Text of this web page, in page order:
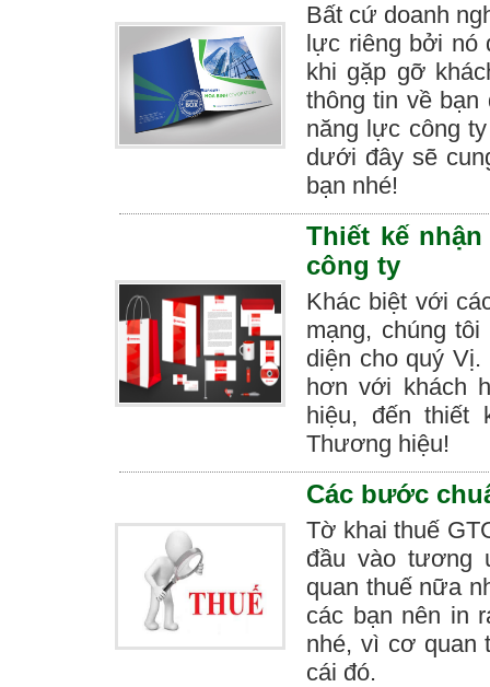
Bất cứ doanh
lực riêng bởi nó
khi gặp gỡ
thông tin về
năng lực công
dưới đây sẽ
bạn nhé!
Thiết kế
công ty
Khác biệt với
mạng, chúng
diện cho quý
hơn với khách
hiệu, đến thiết
Thương hiệu!
Các bước
Tờ khai thuế
đầu vào tương
quan thuế nữa
các bạn nên in
nhé, vì cơ quan
cái đó.